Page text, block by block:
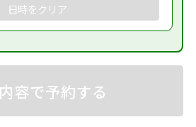
日時をクリア
容で予約する